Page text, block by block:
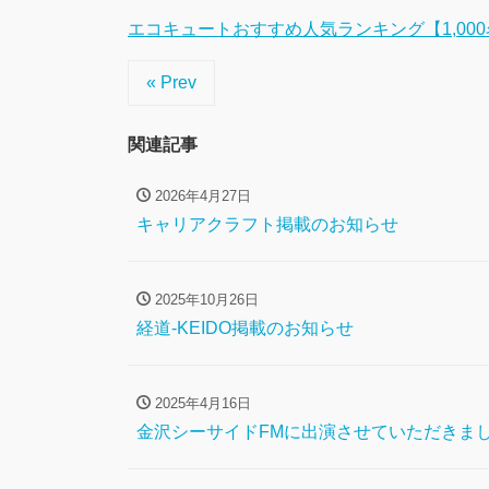
エコキュートおすすめ人気ランキング【1,000
« Prev
関連記事
2026年4月27日
キャリアクラフト掲載のお知らせ
2025年10月26日
経道-KEIDO掲載のお知らせ
2025年4月16日
金沢シーサイドFMに出演させていただきま